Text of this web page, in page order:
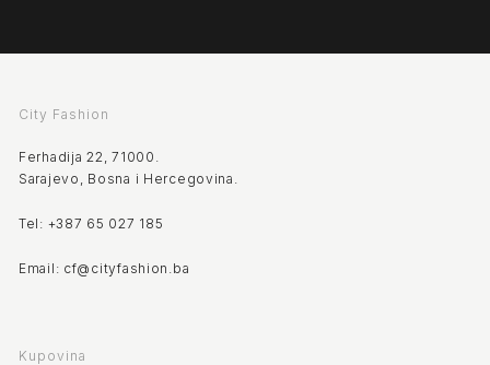
City Fashion
Ferhadija 22, 71000.
Sarajevo, Bosna i Hercegovina.
Tel: +387 65 027 185
Email: cf@cityfashion.ba
Kupovina